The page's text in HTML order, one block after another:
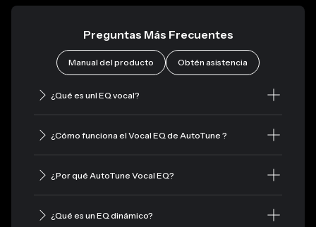
Preguntas Más Frecuentes
Manual del producto Obtén asistencia
¿Qué es unl EQ vocal?
¿Cómo funciona el Vocal EQ de AutoTune ?
¿Por qué AutoTune Vocal EQ?
¿Qué es un EQ dinámico?